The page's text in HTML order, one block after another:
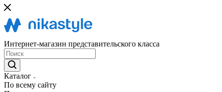
Интернет-магазин представительского класса
Каталог
По всему сайту